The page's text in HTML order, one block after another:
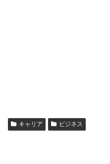
キャリア ビジネス